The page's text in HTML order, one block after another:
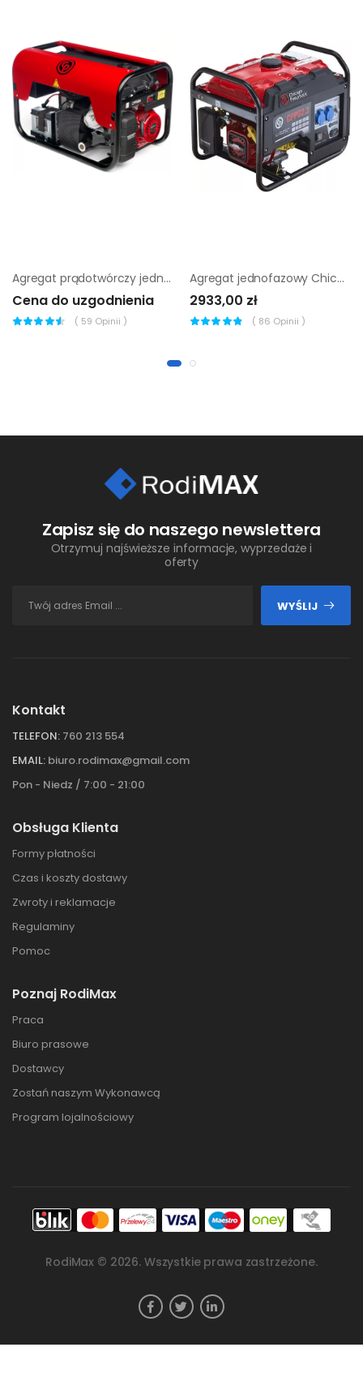
Agregat prądotwórczy jednofazowy Chicago Pneumatic CPPG 5A
Cena do uzgodnienia
( 59 Opinii )
Agregat jednofazowy Chicago Pneumatic CPPG 2.3 |
2933,00 zł
( 86 Opinii )
Zapisz się do naszego newslettera
Otrzymuj najświeższe informacje, wyprzedaże i
oferty
WYŚLIJ
Kontakt
TELEFON: 760 213 554
EMAIL: biuro.rodimax@gmail.com
Pon - Niedz / 7:00 - 21:00
Obsługa Klienta
Formy płatności
Czas i koszty dostawy
Zwroty i reklamacje
Regulaminy
Pomoc
Poznaj RodiMax
Praca
Biuro prasowe
Dostawcy
Zostań naszym Wykonawcą
Program lojalnościowy
RodiMax © 2026. Wszystkie prawa zastrzeżone.